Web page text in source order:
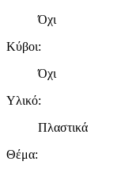
Όχι
Κύβοι:
Όχι
Υλικό:
Πλαστικά
Θέμα: